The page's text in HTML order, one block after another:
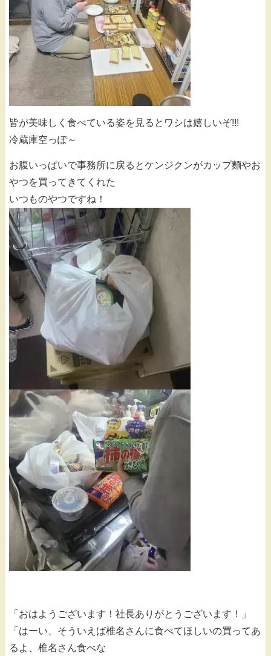
皆が美味しく食べている姿を見るとワシは嬉しいぞ!!!
冷蔵庫空っぽ～
お腹いっぱいで事務所に戻るとケンジクンがカップ麵やお
やつを買ってきてくれた
いつものやつですね！
「おはようございます！社長ありがとうございます！」
「はーい、そういえば椎名さんに食べてほしいの買ってあ
るよ、椎名さん食べな